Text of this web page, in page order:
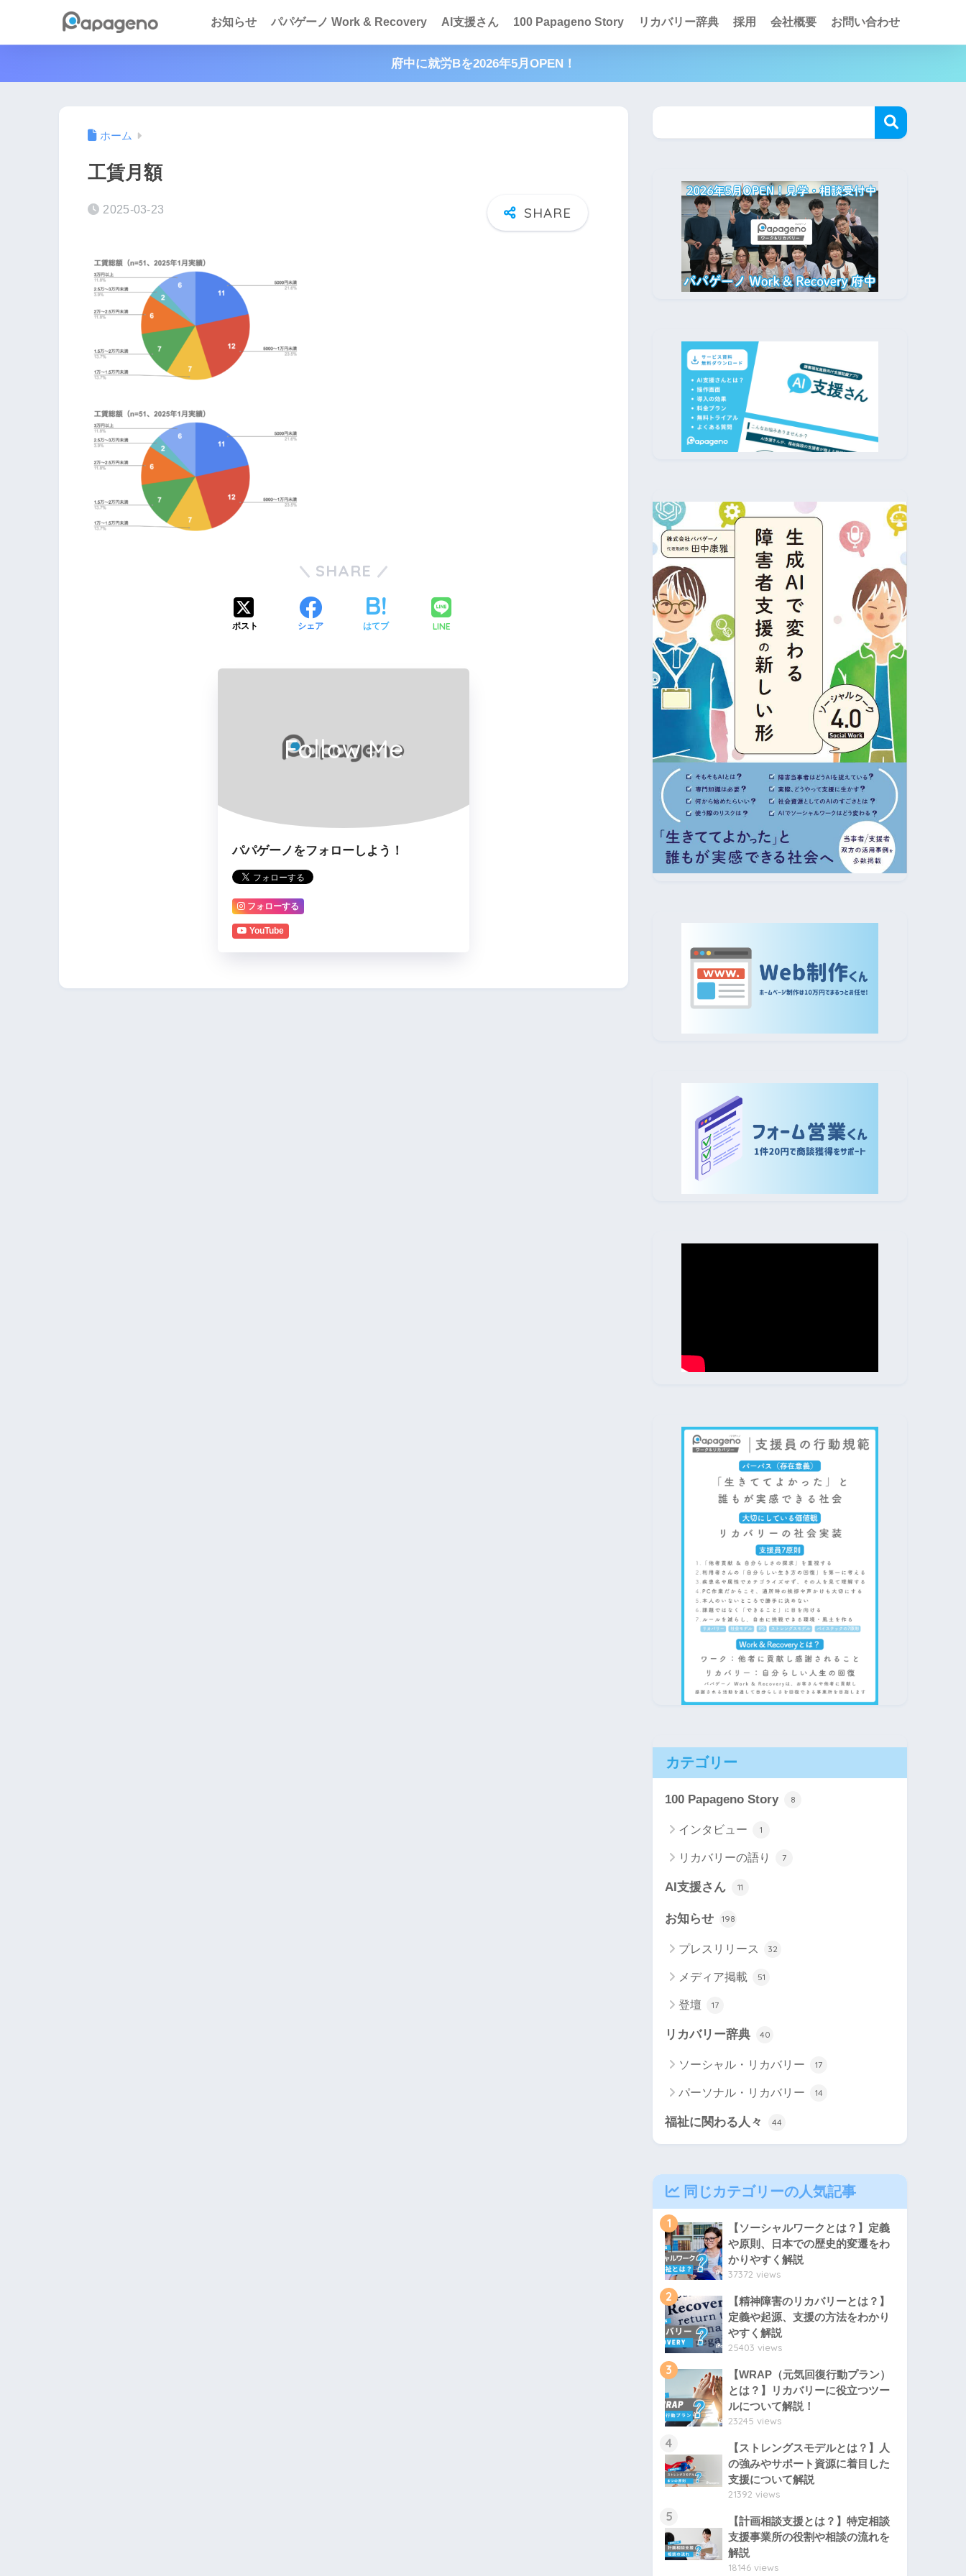
お知らせ パパゲーノ Work & Recovery AI支援さん 100 Papageno Story リカバリー辞典 採用 会社概要 お問い合わせ
府中に就労Bを2026年5月OPEN！
ホーム
工賃月額
2025-03-23
SHARE
ポスト シェア はてブ LINE
Follow Me
パパゲーノをフォローしよう！
フォローする
YouTube
カテゴリー
100 Papageno Story 8
インタビュー 1
リカバリーの語り 7
AI支援さん 11
お知らせ 198
プレスリリース 32
メディア掲載 51
登壇 17
リカバリー辞典 40
ソーシャル・リカバリー 17
パーソナル・リカバリー 14
福祉に関わる人々 44
同じカテゴリーの人気記事
1
【ソーシャルワークとは？】定義
や原則、日本での歴史的変遷をわ
かりやすく解説
37372 views
2
【精神障害のリカバリーとは？】
定義や起源、支援の方法をわかり
やすく解説
25403 views
3
【WRAP（元気回復行動プラン）
とは？】リカバリーに役立つツー
ルについて解説！
23245 views
4
【ストレングスモデルとは？】人
の強みやサポート資源に着目した
支援について解説
21392 views
5
【計画相談支援とは？】特定相談
支援事業所の役割や相談の流れを
解説
18146 views